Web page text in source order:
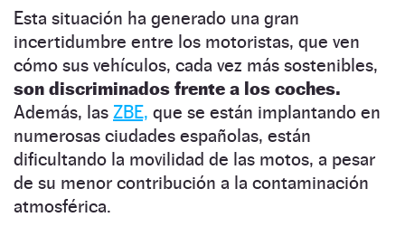
Esta situación ha generado una gran
incertidumbre entre los motoristas, que ven
cómo sus vehículos, cada vez más sostenibles,
son discriminados frente a los coches.
Además, las ZBE, que se están implantando en
numerosas ciudades españolas, están
dificultando la movilidad de las motos, a pesar
de su menor contribución a la contaminación
atmosférica.